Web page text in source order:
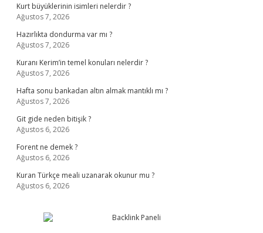
Kurt büyüklerinin isimleri nelerdir ?
Ağustos 7, 2026
Hazırlıkta dondurma var mı ?
Ağustos 7, 2026
Kuranı Kerim’in temel konuları nelerdir ?
Ağustos 7, 2026
Hafta sonu bankadan altın almak mantıklı mı ?
Ağustos 7, 2026
Git gide neden bitişik ?
Ağustos 6, 2026
Forent ne demek ?
Ağustos 6, 2026
Kuran Türkçe meali uzanarak okunur mu ?
Ağustos 6, 2026